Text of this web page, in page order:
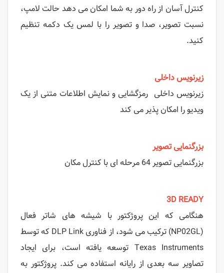
کنترل آسان از راه دور به شما امکان می دهد حالت لامپ،
نسبت تصویر، صدا و تصویر را با لمس یک دکمه تنظیم
کنید.
زیرنویس داخلی
زیرنویس داخلی رمزگشایی و نمایش اطلاعات متنی از یک
ویدیو را امکان پذیر می کند
بزرگنمایی تصویر
بزرگنمایی تصویر 64 مرحله ای با کنترل مکان
3D READY
هنگامی که این پروژکتور با شیشه های شاتر فعال
(NP02GL) ترکیب می شود، از فناوری DLP Link که توسط
Texas Instruments توسعه یافته است، برای ایجاد
تصاویر سه بعدی از رایانه استفاده می کند. پروژکتور به